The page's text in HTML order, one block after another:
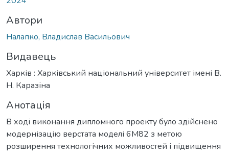
Автори
Налапко, Владислав Васильович
Видавець
Харків : Харківський національний університет імені В.
Н. Каразіна
Анотація
В ході виконання дипломного проекту було здійснено
модернізацію верстата моделі 6М82 з метою
розширення технологічних можливостей і підвищення